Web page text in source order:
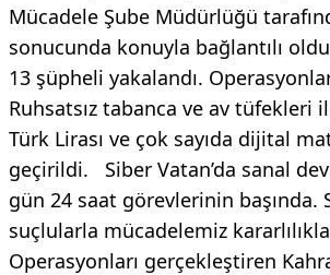
Mücadele Şube Müdürlüğü
sonucunda konuyla bağlantılı
13 şüpheli yakalandı.
Ruhsatsız tabanca ve av tüfekleri
Türk Lirası ve çok sayıda dijital
geçirildi. Siber Vatan’da sanal
gün 24 saat görevlerinin başında.
suçlularla mücadelemiz
Operasyonları gerçekleştiren